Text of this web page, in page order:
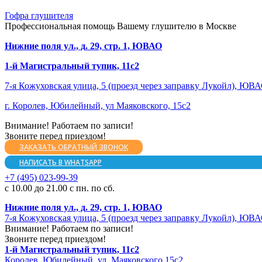
Гофра глушителя
Профессиональная помощь Вашему глушителю в Москве
Нижние поля ул., д. 29, стр. 1, ЮВАО
1-й Магистральный тупик, 11с2
7-я Кожуховская улица, 5 (проезд через заправку Лукойл),
г. Королев, Юбилейный, ул Маяковского, 15с2
Внимание! Работаем по записи!
Звоните перед приездом!
ЗАКАЗАТЬ ОБРАТНЫЙ ЗВОНОК
НАПИСАТЬ В WHATSAPP
+7 (495) 023-99-39
с 10.00 до 21.00 с пн. по сб.
Нижние поля ул., д. 29, стр. 1, ЮВАО
7-я Кожуховская улица, 5 (проезд через заправку Лукойл),
Внимание! Работаем по записи!
Звоните перед приездом!
1-й Магистральный тупик, 11с2
Королев, Юбилейный, ул. Маяковского 15с2